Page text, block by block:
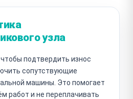
узла
подтвердить износ
сопутствующие
машины. Это помогает
работ и не переплачивать